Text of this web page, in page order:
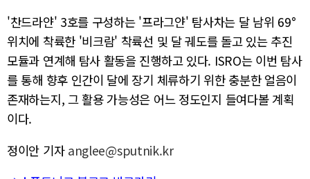
'찬드라얀' 3호를 구성하는 '프라그얀' 탐사차는 달 남위 69°
위치에 착륙한 '비크람' 착륙선 및 달 궤도를 돌고 있는 추진
모듈과 연계해 탐사 활동을 진행하고 있다. ISRO는 이번 탐사
를 통해 향후 인간이 달에 장기 체류하기 위한 충분한 얼음이
존재하는지, 그 활용 가능성은 어느 정도인지 들여다볼 계획
이다.
정이안 기자 anglee@sputnik.kr